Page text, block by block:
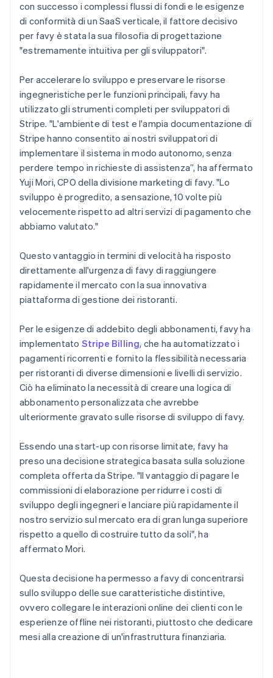
con successo i complessi flussi di fondi e le esigenze
di conformità di un SaaS verticale, il fattore decisivo
per favy è stata la sua filosofia di progettazione
"estremamente intuitiva per gli sviluppatori".
Per accelerare lo sviluppo e preservare le risorse
ingegneristiche per le funzioni principali, favy ha
utilizzato gli strumenti completi per sviluppatori di
Stripe. "L'ambiente di test e l'ampia documentazione di
Stripe hanno consentito ai nostri sviluppatori di
implementare il sistema in modo autonomo, senza
perdere tempo in richieste di assistenza”, ha affermato
Yuji Mori, CPO della divisione marketing di favy. "Lo
sviluppo è progredito, a sensazione, 10 volte più
velocemente rispetto ad altri servizi di pagamento che
abbiamo valutato."
Questo vantaggio in termini di velocità ha risposto
direttamente all'urgenza di favy di raggiungere
rapidamente il mercato con la sua innovativa
piattaforma di gestione dei ristoranti.
Per le esigenze di addebito degli abbonamenti, favy ha
implementato Stripe Billing, che ha automatizzato i
pagamenti ricorrenti e fornito la flessibilità necessaria
per ristoranti di diverse dimensioni e livelli di servizio.
Ciò ha eliminato la necessità di creare una logica di
abbonamento personalizzata che avrebbe
ulteriormente gravato sulle risorse di sviluppo di favy.
Essendo una start-up con risorse limitate, favy ha
preso una decisione strategica basata sulla soluzione
completa offerta da Stripe. "Il vantaggio di pagare le
commissioni di elaborazione per ridurre i costi di
sviluppo degli ingegneri e lanciare più rapidamente il
nostro servizio sul mercato era di gran lunga superiore
rispetto a quello di costruire tutto da soli", ha
affermato Mori.
Questa decisione ha permesso a favy di concentrarsi
sullo sviluppo delle sue caratteristiche distintive,
ovvero collegare le interazioni online dei clienti con le
esperienze offline nei ristoranti, piuttosto che dedicare
mesi alla creazione di un'infrastruttura finanziaria.